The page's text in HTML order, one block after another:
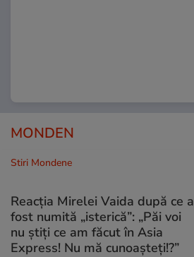
MONDEN
Stiri Mondene
Reacția Mirelei Vaida după ce a
fost numită „isterică”: „Păi voi
nu știți ce am făcut în Asia
Express! Nu mă cunoașteți!?”